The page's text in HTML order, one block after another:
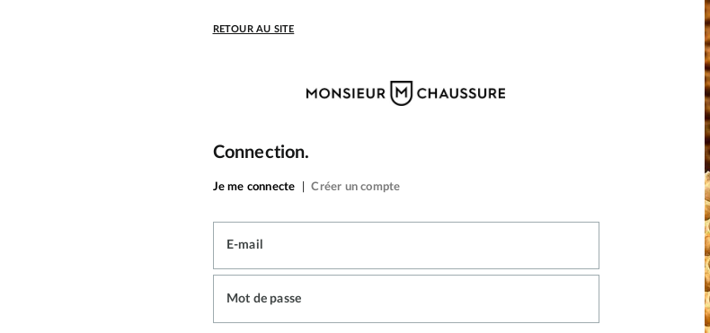
RETOUR AU SITE
Connection.
Je me connecte Créer un compte
E-mail
Mot de passe